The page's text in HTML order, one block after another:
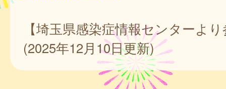
【埼玉県感染症情報センターよ
(2025年12月10日更新)